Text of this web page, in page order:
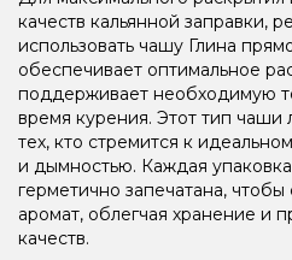
качеств кальянной заправки,
использовать чашу Глина
обеспечивает оптимальное
поддерживает необходимую
время курения. Этот тип чаши
тех, кто стремится к
и дымностью. Каждая
герметично запечатана, чтобы
аромат, облегчая хранение и
качеств.